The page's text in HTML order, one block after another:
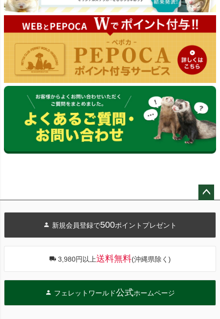
へ
新規会員登録で500ポイントプレゼント
3,980円以上送料無料(沖縄県除く)
フェレットワールド公式ホームページ